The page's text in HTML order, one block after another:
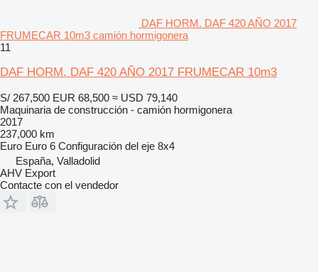
DAF HORM. DAF 420 AÑO 2017
FRUMECAR 10m3 camión hormigonera
11
DAF HORM. DAF 420 AÑO 2017 FRUMECAR 10m3
S/ 267,500 EUR 68,500 ≈ USD 79,140
Maquinaria de construcción - camión hormigonera
2017
237,000 km
Euro Euro 6 Configuración del eje 8x4
España, Valladolid
AHV Export
Contacte con el vendedor